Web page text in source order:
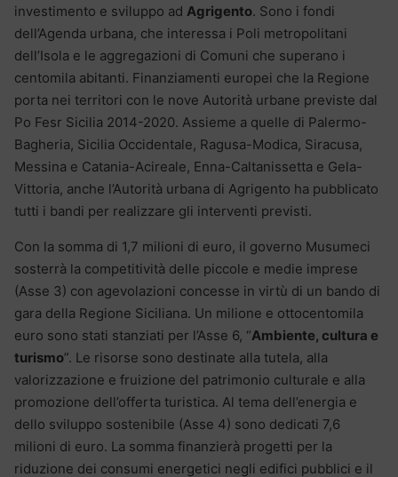
investimento e sviluppo ad Agrigento. Sono i fondi
dell’Agenda urbana, che interessa i Poli metropolitani
dell’Isola e le aggregazioni di Comuni che superano i
centomila abitanti. Finanziamenti europei che la Regione
porta nei territori con le nove Autorità urbane previste dal
Po Fesr Sicilia 2014-2020. Assieme a quelle di Palermo-
Bagheria, Sicilia Occidentale, Ragusa-Modica, Siracusa,
Messina e Catania-Acireale, Enna-Caltanissetta e Gela-
Vittoria, anche l’Autorità urbana di Agrigento ha pubblicato
tutti i bandi per realizzare gli interventi previsti.
Con la somma di 1,7 milioni di euro, il governo Musumeci
sosterrà la competitività delle piccole e medie imprese
(Asse 3) con agevolazioni concesse in virtù di un bando di
gara della Regione Siciliana. Un milione e ottocentomila
euro sono stati stanziati per l’Asse 6, “Ambiente, cultura e
turismo”. Le risorse sono destinate alla tutela, alla
valorizzazione e fruizione del patrimonio culturale e alla
promozione dell’offerta turistica. Al tema dell’energia e
dello sviluppo sostenibile (Asse 4) sono dedicati 7,6
milioni di euro. La somma finanzierà progetti per la
riduzione dei consumi energetici negli edifici pubblici e il